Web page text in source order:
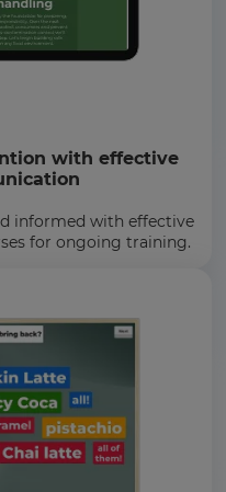
with effective
informed with effective
for ongoing training.